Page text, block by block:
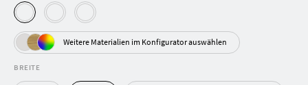
Weitere Materialien im Konfigurator auswählen
BREITE